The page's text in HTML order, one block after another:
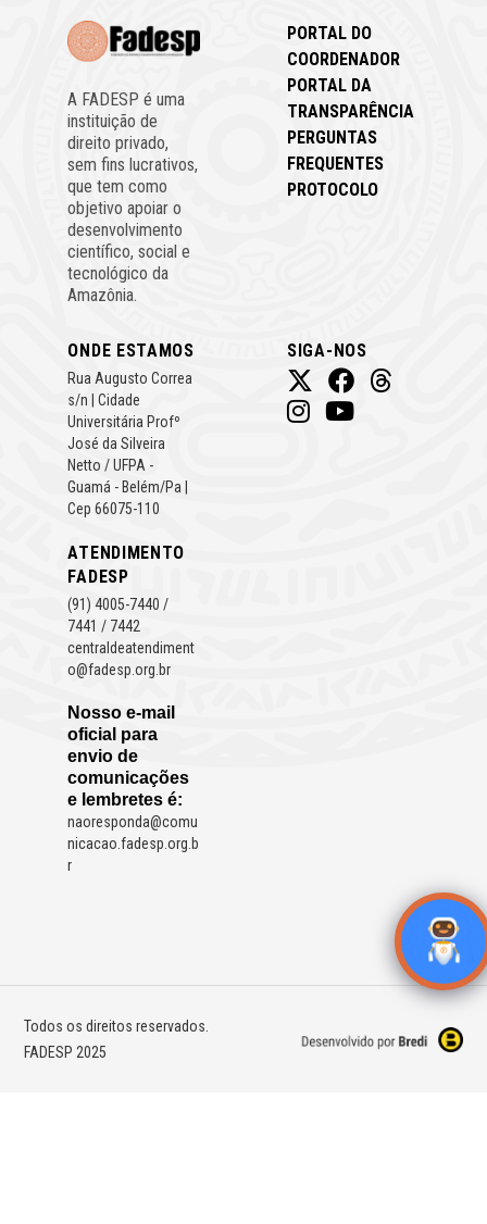
A FADESP é uma
instituição de
direito privado,
sem fins lucrativos,
que tem como
objetivo apoiar o
desenvolvimento
científico, social e
tecnológico da
Amazônia.
PORTAL DO
COORDENADOR
PORTAL DA
TRANSPARÊNCIA
PERGUNTAS
FREQUENTES
PROTOCOLO
ONDE ESTAMOS
Rua Augusto Correa
s/n | Cidade
Universitária Profº
José da Silveira
Netto / UFPA -
Guamá - Belém/Pa |
Cep 66075-110
ATENDIMENTO
FADESP
(91) 4005-7440 /
7441 / 7442
centraldeatendiment
o@fadesp.org.br
Nosso e-mail
oficial para
envio de
comunicações
e lembretes é:
naoresponda@comu
nicacao.fadesp.org.b
r
SIGA-NOS
Todos os direitos reservados.
FADESP 2025